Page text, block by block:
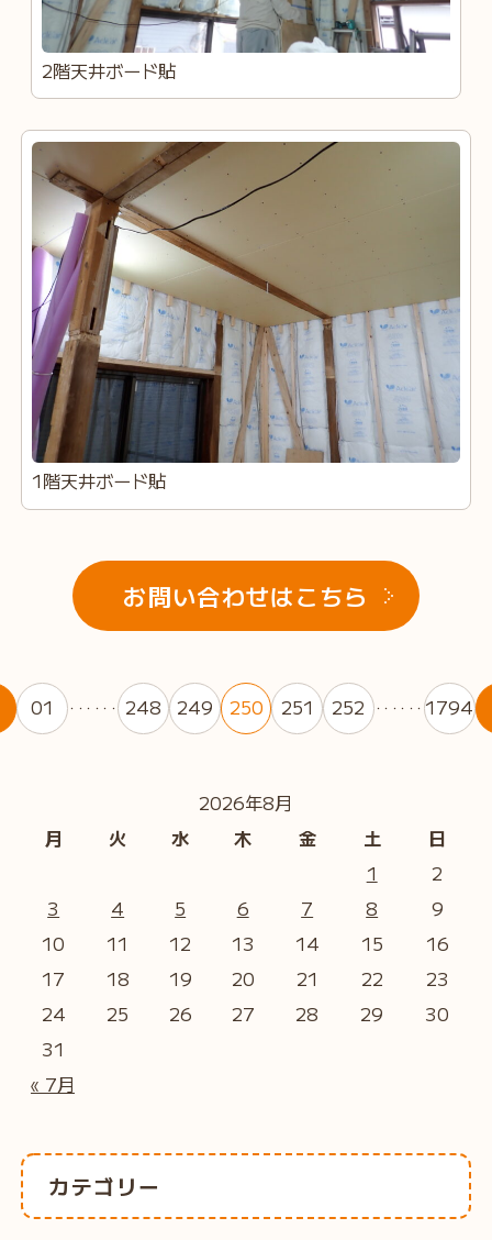
2階天井ボード貼
1階天井ボード貼
お問い合わせはこちら
01 ・・・・・・ 248 249 250 251 252 ・・・・・・ 1794
2026年8月
月
火 水 木 金 土 日
« 7月
1
2
3
4 5 6 7 8
9
10
11 12 13 14 15
16
17
18 19 20 21 22
23
24
25 26 27 28 29
30
31
カテゴリー